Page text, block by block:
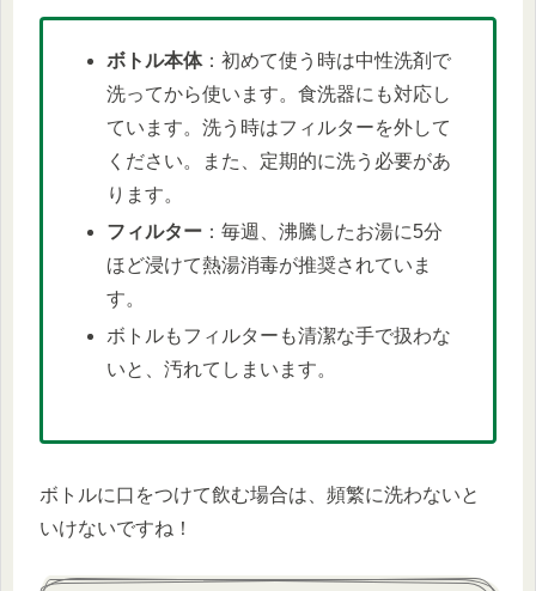
ボトル本体：初めて使う時は中性洗剤で
洗ってから使います。食洗器にも対応し
ています。洗う時はフィルターを外して
ください。また、定期的に洗う必要があ
ります。
フィルター ：毎週、沸騰したお湯に5分
ほど浸けて熱湯消毒が推奨されていま
す。
ボトルもフィルターも清潔な手で扱わな
いと、汚れてしまいます。
ボトルに口をつけて飲む場合は、頻繁に洗わないと
いけないですね！